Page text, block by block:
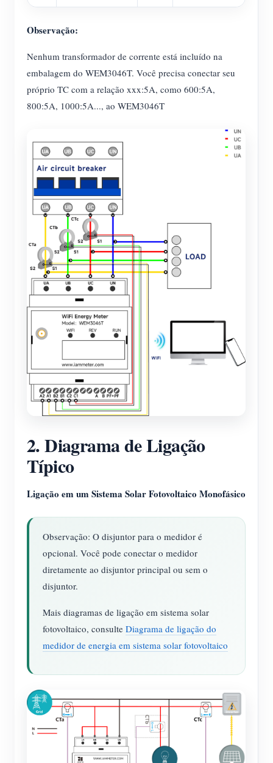
Observação:
Nenhum transformador de corrente está incluído na
embalagem do WEM3046T. Você precisa conectar seu
próprio TC com a relação xxx:5A, como 600:5A,
800:5A, 1000:5A..., ao WEM3046T
2. Diagrama de Ligação
Típico
Ligação em um Sistema Solar Fotovoltaico Monofásico
Observação: O disjuntor para o medidor é
opcional. Você pode conectar o medidor
diretamente ao disjuntor principal ou sem o
disjuntor.
Mais diagramas de ligação em sistema solar
fotovoltaico, consulte Diagrama de ligação do
medidor de energia em sistema solar fotovoltaico